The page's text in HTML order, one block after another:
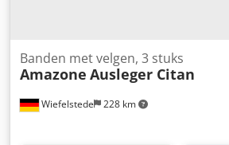
Wiefelstede 228 km
Banden met velgen, 3 stuks
Amazone Ausleger Citan